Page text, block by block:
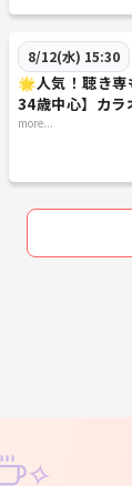
8/12(水) 15:30
🌟人気！聴き
34歳中心】カラ
まして大歓迎🔰】
more...
✧